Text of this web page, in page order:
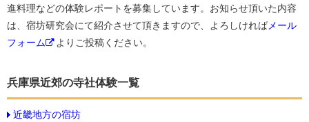
進料理などの体験レポートを募集しています。お知らせ頂いた内容
は、宿坊研究会にて紹介させて頂きますので、よろしければメール
フォーム
よりご投稿ください。
兵庫県近郊の寺社体験一覧
近畿地方の宿坊